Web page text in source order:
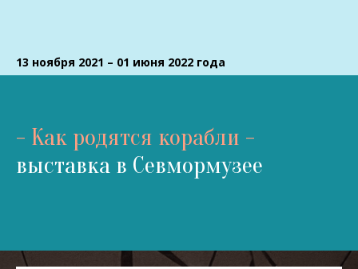
13 ноября 2021 – 01 июня 2022 года
- Как родятся корабли -
выставка в Севмормузее